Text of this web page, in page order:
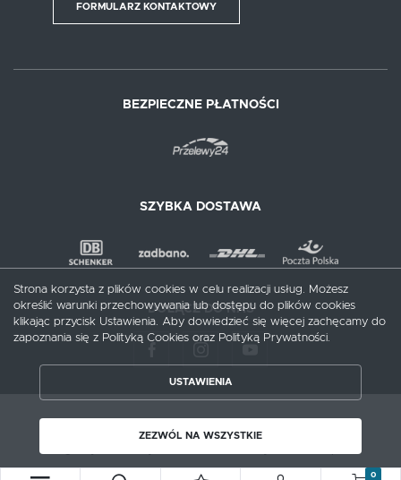
FORMULARZ KONTAKTOWY
BEZPIECZNE PŁATNOŚCI
SZYBKA DOSTAWA
DOŁĄCZ DO NAS
Copyright by meblecentrum.com.pl
0
Strona korzysta z plików cookies w celu realizacji usług. Możesz
określić warunki przechowywania lub dostępu do plików cookies
klikając przycisk Ustawienia. Aby dowiedzieć się więcej zachęcamy do
zapoznania się z Polityką Cookies oraz Polityką Prywatności.
USTAWIENIA
ZEZWÓL NA WSZYSTKIE
ZAPISZ WYBRANE